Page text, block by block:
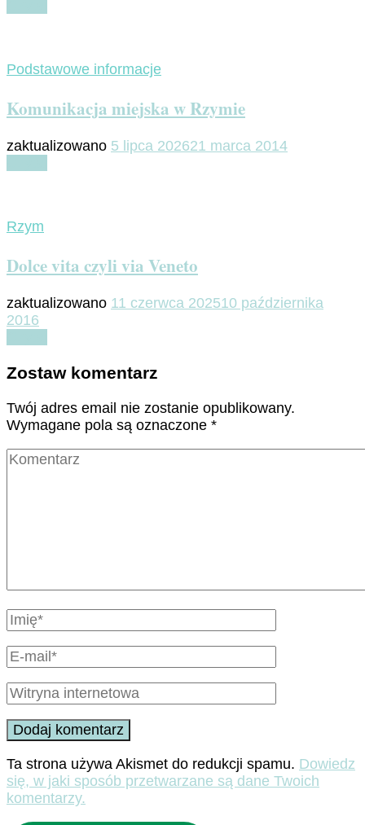
Podstawowe informacje
Komunikacja miejska w Rzymie
zaktualizowano 5 lipca 202621 marca 2014
Rzym
Dolce vita czyli via Veneto
zaktualizowano 11 czerwca 202510 października
2016
Zostaw komentarz
Twój adres email nie zostanie opublikowany.
Wymagane pola są oznaczone *
Ta strona używa Akismet do redukcji spamu. Dowiedz
się, w jaki sposób przetwarzane są dane Twoich
komentarzy.